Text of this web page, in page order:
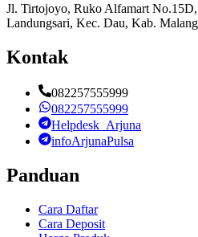
Jl. Tirtojoyo, Ruko Alfamart
Landungsari, Kec. Dau, Kab.
Kontak
082257555999
082257555999
Helpdesk_Arjuna
infoArjunaPulsa
Panduan
Cara Daftar
Cara Deposit